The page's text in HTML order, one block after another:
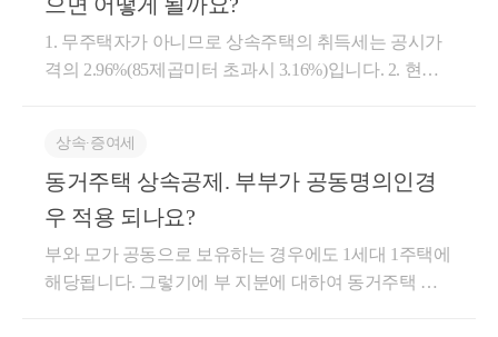
1. 무주택자가 아니므로 상속주택의 취득세는 공시가
격의 2.96%(85제곱미터 초과시 3.16%)입니다. 2. 현재 1
양도세 비과세 요건에 대한 내용은 아래 포스팅을 참
고하시면 됩니다. https://blog.naver.com/cta_moonyh?Redi
rect=Log&logNo=222659979553&from=postView&trackin
은 반드시 별도세대로부터 상속받아야 하며, 피상속인
의 상속주택이 여러채일 경우 보유기간이 가장 긴 주
상속∙증여세
동거주택 상속공제. 부부가 공동명의인경
우 적용 되나요?
부와 모가 공동으로 보유하는 경우에도 1세대 1주택에
해당됩니다. 그렇기에 부 지분에 대하여 동거주택 상